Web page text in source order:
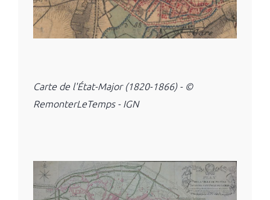
Carte de l'État-Major (1820-1866) - ©
RemonterLeTemps - IGN